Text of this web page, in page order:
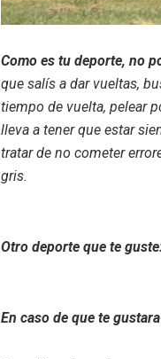
Como es tu deporte, no
que salís a dar vueltas,
tiempo de vuelta, pelear
lleva a tener que estar
tratar de no cometer
gris.
Otro deporte que te
En caso de que te